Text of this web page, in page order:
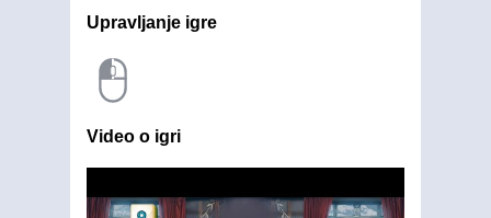
Upravljanje igre
Video o igri